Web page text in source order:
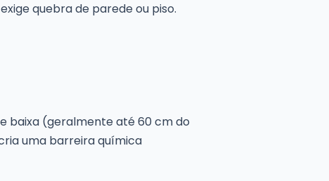
quebra de parede ou piso.
baixa (geralmente até 60 cm do
uma barreira química